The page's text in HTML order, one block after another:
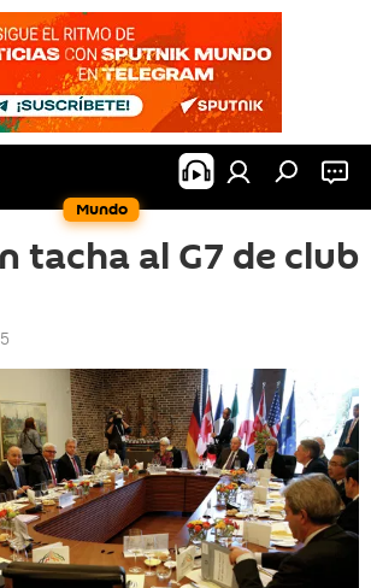
Mundo
tacha al G7 de club